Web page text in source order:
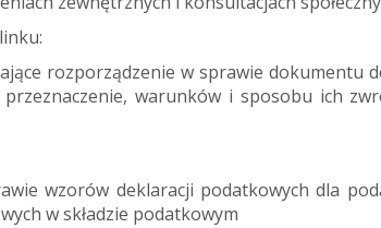
rozporządzenie w sprawie dokumentu
warunków i sposobu ich
wzorów deklaracji podatkowych dla
w składzie podatkowym